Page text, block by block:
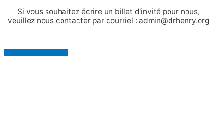
Si vous souhaitez écrire un billet d'invité pour nous,
veuillez nous contacter par courriel : admin@drhenry.org